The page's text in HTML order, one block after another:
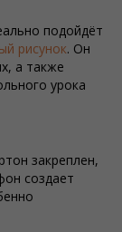
подойдёт
рисунок. Он
а также
урока
закреплен,
создает